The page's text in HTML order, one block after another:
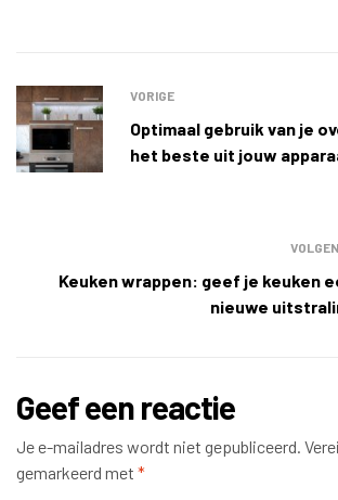
VORIGE
Optimaal gebruik van je
het beste uit jouw
Keuken wrappen: geef je keuken
nieuwe
Geef een reactie
Je e-mailadres wordt niet gepubliceerd.
gemarkeerd met *